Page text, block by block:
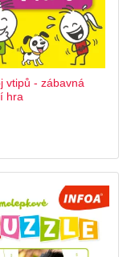
vtipů - zábavná
hra